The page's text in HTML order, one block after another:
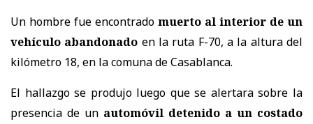
Un hombre fue encontrado muerto al interior de un
vehículo abandonado en la ruta F-70, a la altura del
kilómetro 18, en la comuna de Casablanca.
El hallazgo se produjo luego que se alertara sobre la
presencia de un automóvil detenido a un costado